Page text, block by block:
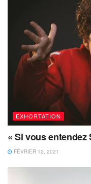
EXHORTATION
« Si vous
FÉVRIER 12, 2021